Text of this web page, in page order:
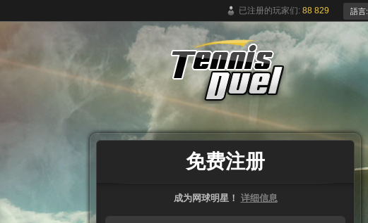
已注册的玩家们: 88 829 語言:
免费注册
成为网球明星！ 详细信息